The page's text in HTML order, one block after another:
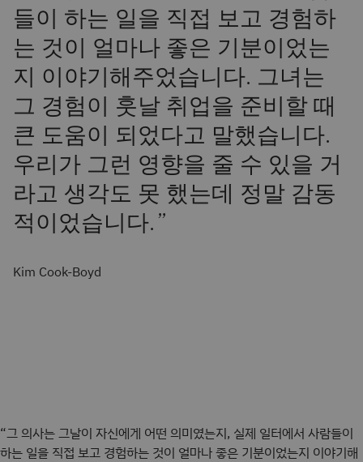
Kim Cook-Boyd
들이 하는 일을 직접 보고 경험하
는 것이 얼마나 좋은 기분이었는
지 이야기해주었습니다. 그녀는
그 경험이 훗날 취업을 준비할 때
큰 도움이 되었다고 말했습니다.
우리가 그런 영향을 줄 수 있을 거
라고 생각도 못 했는데 정말 감동
적이었습니다.”
“그 의사는 그날이 자신에게 어떤 의미였는지, 실제 일터에서 사람들이
하는 일을 직접 보고 경험하는 것이 얼마나 좋은 기분이었는지 이야기해